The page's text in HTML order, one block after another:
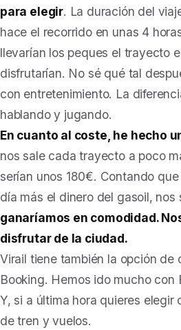
para elegir. La duración del
hace el recorrido en unas 4
llevarían los peques el trayecto
disfrutarían. No sé qué tal
con entretenimiento. La
hablando y jugando.
En cuanto al coste, he hecho
nos sale cada trayecto a poco
serían unos 180€. Contando
día más el dinero del gasoil,
ganaríamos en comodidad.
disfrutar de la ciudad.
Virail tiene también la opción
Booking. Hemos ido mucho
Y, si a última hora quieres
de tren y vuelos.